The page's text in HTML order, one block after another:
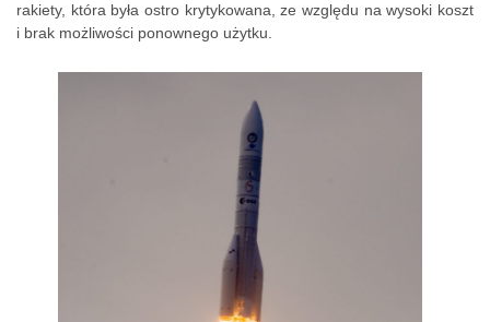
rakiety, która była ostro krytykowana, ze względu na wysoki koszt
i brak możliwości ponownego użytku.